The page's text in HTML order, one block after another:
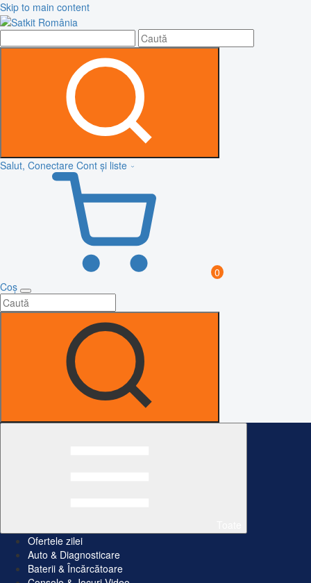
Skip to main content
Salut, Conectare Cont și liste
0
Coș
Ofertele zilei
Auto & Diagnosticare
Baterii & Încărcătoare